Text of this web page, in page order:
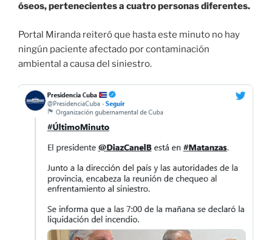
óseos, pertenecientes a cuatro personas diferentes.
Portal Miranda reiteró que hasta este minuto no hay
ningún paciente afectado por contaminación
ambiental a causa del siniestro.